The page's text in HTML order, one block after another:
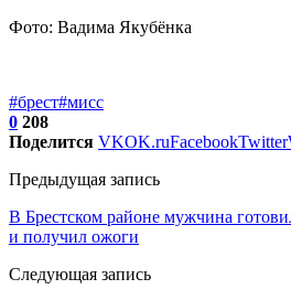
Фото: Вадима Якубёнка
#брест#мисс
0 208
Поделится VKOK.ruFacebookTwitter
Предыдущая запись
В Брестском районе мужчина
и получил ожоги
Следующая запись